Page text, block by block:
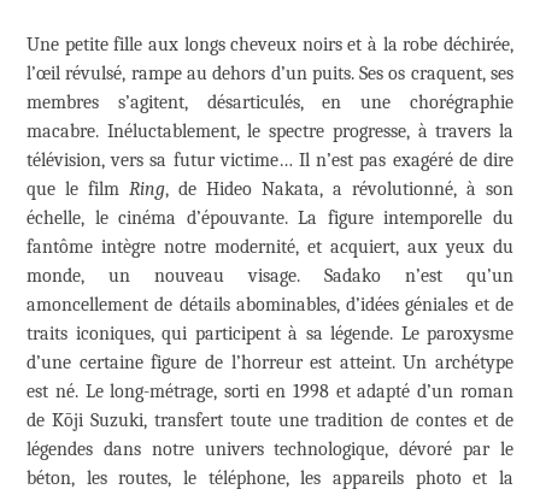
Une petite fille aux longs cheveux noirs et à la robe déchirée,
l’œil révulsé, rampe au dehors d’un puits. Ses os craquent, ses
membres s’agitent, désarticulés, en une chorégraphie
macabre. Inéluctablement, le spectre progresse, à travers la
télévision, vers sa futur victime… Il n’est pas exagéré de dire
que le film Ring, de Hideo Nakata, a révolutionné, à son
échelle, le cinéma d’épouvante. La figure intemporelle du
fantôme intègre notre modernité, et acquiert, aux yeux du
monde, un nouveau visage. Sadako n’est qu’un
amoncellement de détails abominables, d’idées géniales et de
traits iconiques, qui participent à sa légende. Le paroxysme
d’une certaine figure de l’horreur est atteint. Un archétype
est né. Le long-métrage, sorti en 1998 et adapté d’un roman
de Kōji Suzuki, transfert toute une tradition de contes et de
légendes dans notre univers technologique, dévoré par le
béton, les routes, le téléphone, les appareils photo et la